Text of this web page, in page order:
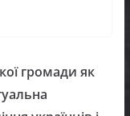
громади як